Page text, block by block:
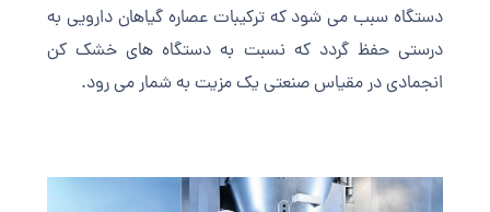
دستگاه سبب می شود که ترکیبات عصاره گیاهان دارویی به
درستی حفظ گردد که نسبت به دستگاه های خشک کن
انجمادی در مقیاس صنعتی یک مزیت به شمار می رود.